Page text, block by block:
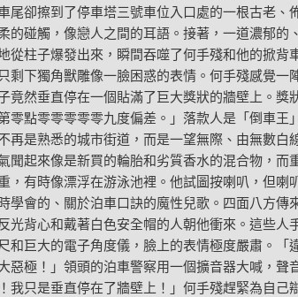
尾卻擦到了停車塔三號車位入口處的一根古老、
的碰觸，像戀人之間的耳語。接著，一道濃郁的
從柱子爆發出來，瞬間吞噬了何手殘和他的掀背
剩下獨角獸雕像一臉困惑的表情。何手殘感覺一
竟然垂直停在一個貼滿了巨大獎狀的牆壁上。獎
零點零零零零零九度偏差。」落款人是「倒車王
再是熟悉的城市街道，而是一望無際、由無數白
聞起來像是新買的輪胎和劣質香水的混合物，而
，有時像漂浮在游泳池裡。他試圖按喇叭，但喇
學會的、關於泊車口訣的魔性兒歌。四面八方傳
光背心和戴著白色安全帽的人朝他衝來。這些人
和巨大的電子角度儀，臉上的表情極度嚴肅。「
惡極！」領頭的泊車警察用一個擴音器大喊，聲
我只是垂直停在了牆壁上！」何手殘趕緊為自己